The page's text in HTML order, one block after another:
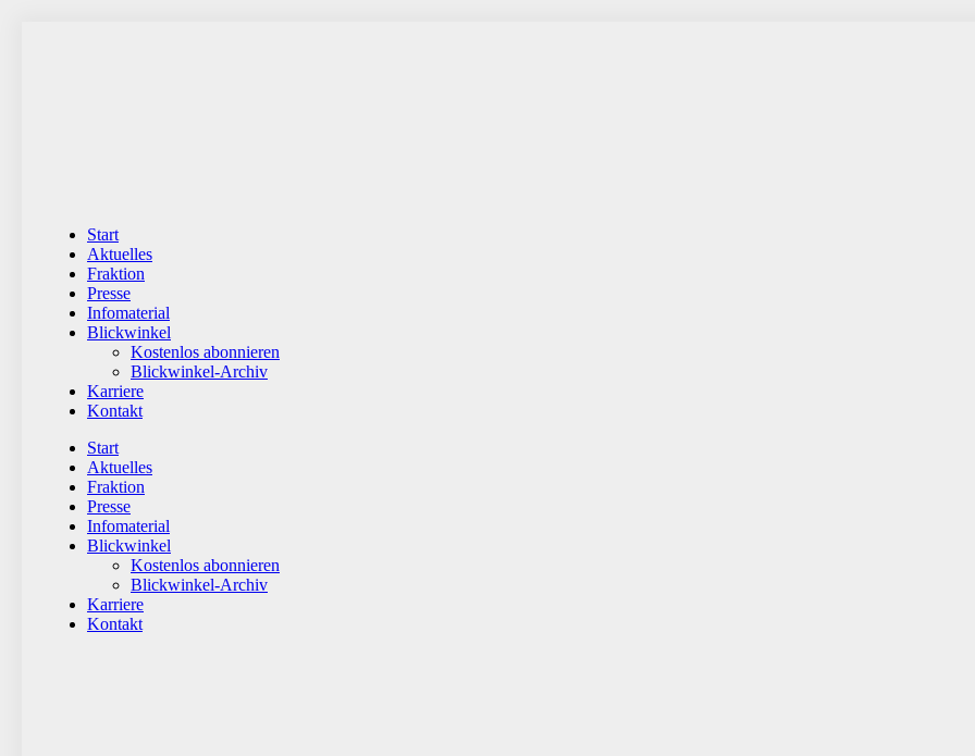
Start
Aktuelles
Fraktion
Presse
Infomaterial
Blickwinkel
Kostenlos abonnieren
Blickwinkel-Archiv
Karriere
Kontakt
Start
Aktuelles
Fraktion
Presse
Infomaterial
Blickwinkel
Kostenlos abonnieren
Blickwinkel-Archiv
Karriere
Kontakt